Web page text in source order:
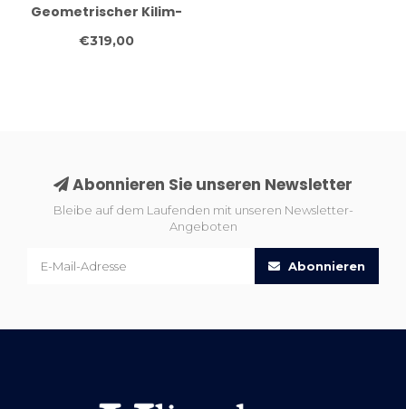
Geometrischer Kilim-
Läufer – Handgewebter
€319,00
Abonnieren Sie unseren Newsletter
Bleibe auf dem Laufenden mit unseren Newsletter-
Angeboten
Abonnieren